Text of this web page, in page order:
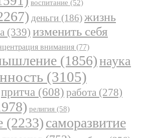
воспитание (52)
деньги (186)жизнь
(339) изменить себя
внимания (77)
(1856)наука
(3105)
притча (608) работа (278)
религия (58)
(2233)саморазвитие